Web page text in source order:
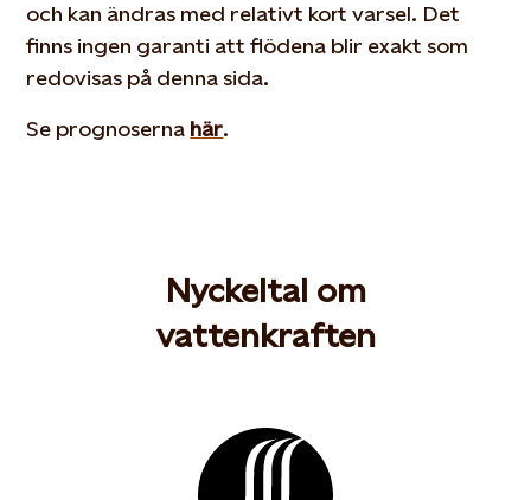
och kan ändras med relativt kort varsel. Det
finns ingen garanti att flödena blir exakt som
redovisas på denna sida.
Se prognoserna här.
Nyckeltal om
vattenkraften